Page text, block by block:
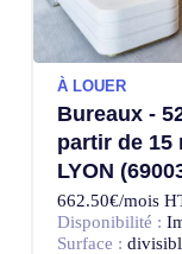
À LOUER
Bureaux -
partir de 15
LYON
662.50€/mois
Disponibilité :
Surface :